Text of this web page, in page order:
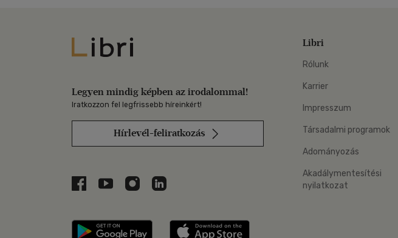
Libri
Legyen mindig képben az irodalommal!
Iratkozzon fel legfrissebb híreinkért!
Hírlevél-feliratkozás
Libri a Facebookon
Libri a Youtube-on
Libri az Instagramon
Libri a LinkedInen
Libri applikáció Szerezd meg: Google Play
Libri
Rólunk
Karrier
Impresszum
Társadalmi programok
Adományozás
Akadálymentesítési
nyilatkozat